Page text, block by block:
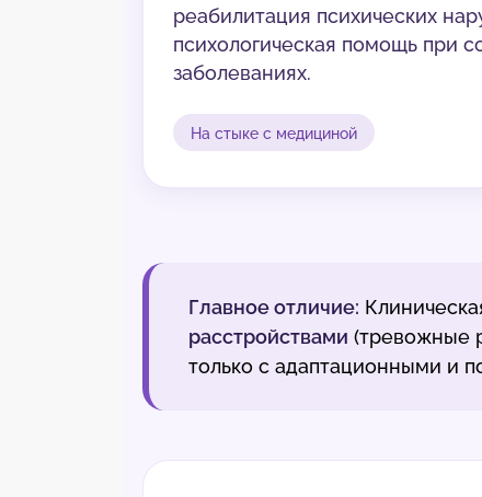
реабилитация психических
психологическая помощь при
заболеваниях.
На стыке с медициной
Главное отличие:
расстройствами (тревожные
только с адаптационными и